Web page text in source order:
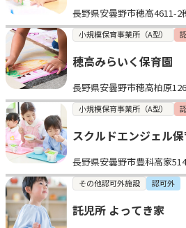
長野県安曇野市穂高4611-2
小規模保育事業所（A型）
穂高みらいく保育園
長野県安曇野市穂高柏原
小規模保育事業所（A型）
スクルドエンジェル
長野県安曇野市豊科高家
その他認可外施設 認可外
託児所 よってき家